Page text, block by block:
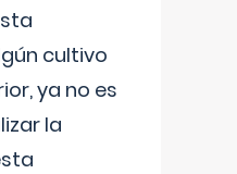
cultivo
ya no es
la